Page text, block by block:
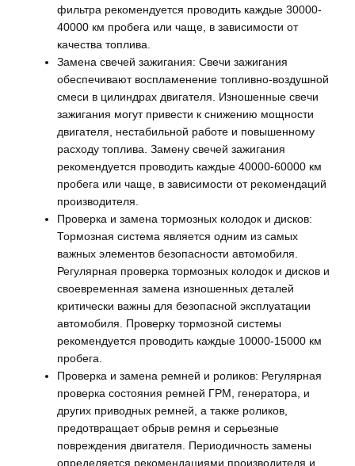
фильтра рекомендуется проводить каждые 30000-
40000 км пробега или чаще, в зависимости от
качества топлива.
Замена свечей зажигания: Свечи зажигания
обеспечивают воспламенение топливно-воздушной
смеси в цилиндрах двигателя. Изношенные свечи
зажигания могут привести к снижению мощности
двигателя, нестабильной работе и повышенному
расходу топлива. Замену свечей зажигания
рекомендуется проводить каждые 40000-60000 км
пробега или чаще, в зависимости от рекомендаций
производителя.
Проверка и замена тормозных колодок и дисков:
Тормозная система является одним из самых
важных элементов безопасности автомобиля.
Регулярная проверка тормозных колодок и дисков и
своевременная замена изношенных деталей
критически важны для безопасной эксплуатации
автомобиля. Проверку тормозной системы
рекомендуется проводить каждые 10000-15000 км
пробега.
Проверка и замена ремней и роликов: Регулярная
проверка состояния ремней ГРМ, генератора, и
других приводных ремней, а также роликов,
предотвращает обрыв ремня и серьезные
повреждения двигателя. Периодичность замены
определяется рекомендациями производителя и